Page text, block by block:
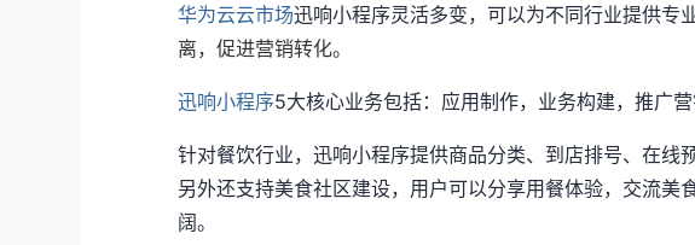
华为云云市场迅响小程序灵活多变，可以为不同行业提供专
离，促进营销转化。
迅响小程序5大核心业务包括：应用制作，业务构建，推广营
针对餐饮行业，迅响小程序提供商品分类、到店排号、在线
另外还支持美食社区建设，用户可以分享用餐体验，交流美
阔。